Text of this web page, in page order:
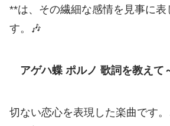
**は、その繊細な感情を見事に表
す。🎶
アゲハ蝶 ポルノ 歌詞を教えて
切ない恋心を表現した楽曲です